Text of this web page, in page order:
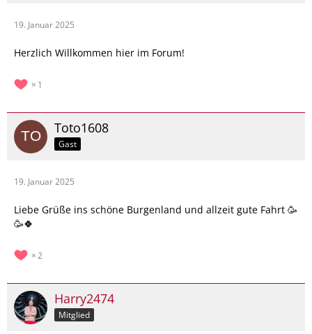
19. Januar 2025
Herzlich Willkommen hier im Forum!
1
Toto1608
Gast
19. Januar 2025
Liebe Grüße ins schöne Burgenland und allzeit gute Fahrt 🥳
🥳🍀
2
Harry2474
Mitglied